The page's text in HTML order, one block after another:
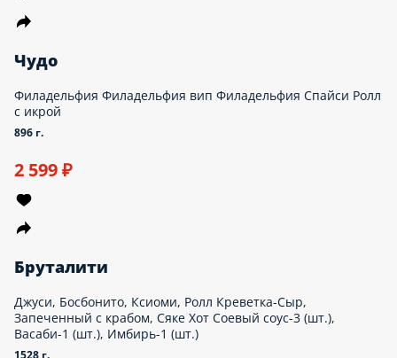
Чудо
Филадельфия Филадельфия вип Филадельфия Спайси Ролл
с икрой
896 г.
2 599 ₽
Бруталити
Джуси, Босбонито, Ксиоми, Ролл Креветка-Сыр,
Запеченный с крабом, Сяке Хот Соевый соус-3 (шт.),
Васаби-1 (шт.), Имбирь-1 (шт.)
1528 г.